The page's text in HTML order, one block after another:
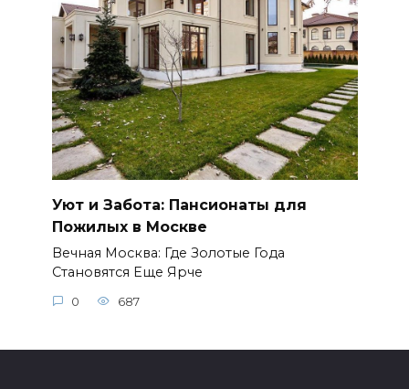
Уют и Забота: Пансионаты для
Пожилых в Москве
Вечная Москва: Где Золотые Года
Становятся Еще Ярче
0 687